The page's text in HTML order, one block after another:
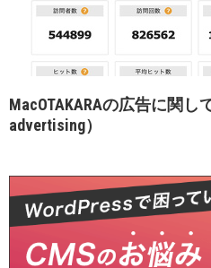
MacOTAKARAの広告に関し
advertising）